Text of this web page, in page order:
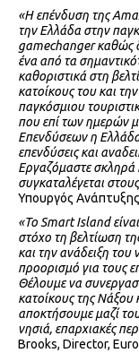
«Η επένδυση της
την Ελλάδα στην
gamechanger καθώς
ένα από τα
καθοριστικά στη
κατοίκους του και
παγκόσμιου
που επί των ημερών
Επενδύσεων η Ελλάδα
επενδύσεις και
Εργαζόμαστε σκληρά
συγκαταλέγεται
Υπουργός
«Το Smart Island
στόχο τη βελτίωση
και την ανάδειξη
προορισμό για τους
Θέλουμε να
κατοίκους της Νάξου
αποκτήσουμε μαζί
νησιά, επαρχιακές
Brooks, Director,